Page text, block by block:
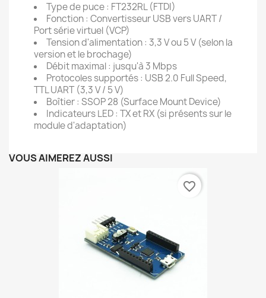
Type de puce : FT232RL (FTDI)
Fonction : Convertisseur USB vers UART /
Port série virtuel (VCP)
Tension d'alimentation : 3,3 V ou 5 V (selon la
version et le brochage)
Débit maximal : jusqu'à 3 Mbps
Protocoles supportés : USB 2.0 Full Speed,
TTL UART (3,3 V / 5 V)
Boîtier : SSOP 28 (Surface Mount Device)
Indicateurs LED : TX et RX (si présents sur le
module d'adaptation)
VOUS AIMEREZ AUSSI
favorite_border